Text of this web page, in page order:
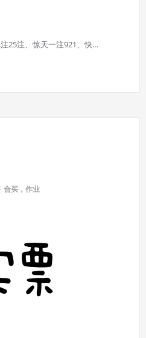
25注、惊天一注921、快…
合买，作业